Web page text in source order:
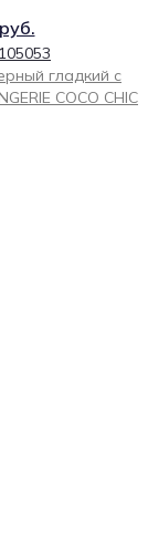
руб.
гладкий с
COCO CHIC